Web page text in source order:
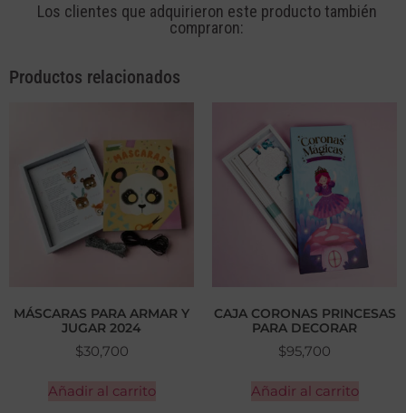
Los clientes que adquirieron este producto también
compraron:
Productos relacionados
MÁSCARAS PARA ARMAR Y
JUGAR 2024
$30,700
Añadir al carrito
CAJA CORONAS PRINCESAS
PARA DECORAR
$95,700
Añadir al carrito